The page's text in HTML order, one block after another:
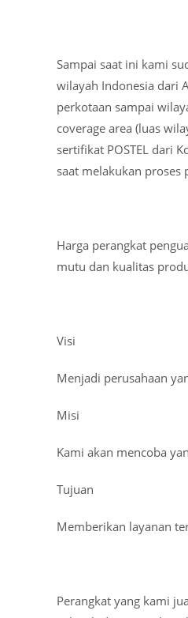
Sampai saat ini kami
wilayah Indonesia dari
perkotaan sampai
coverage area (luas
sertifikat POSTEL dari
saat melakukan
Harga perangkat
mutu dan kualitas
Visi
Menjadi perusahaan
Misi
Kami akan mencoba
Tujuan
Memberikan layanan
Perangkat yang kami